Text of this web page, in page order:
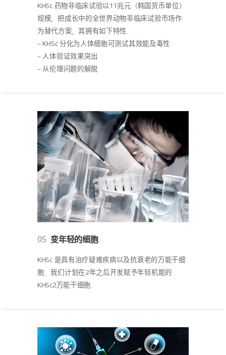
KHSc 药物非临床试验以11兆元（韩国货币单位）
规模，把成长中的全世界动物非临床试验市场作
为替代方案，其拥有如下特性。
– KHSc 分化为人体细胞可测试其效能及毒性
– 人体验证效果突出
– 从伦理问题的解脱
05 变年轻的细胞
KHSc 是具有治疗疑难疾病以及抗衰老的万能干细
胞。我们计划在2年之后开发赋予年轻机能的
KHSc2万能干细胞。